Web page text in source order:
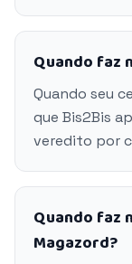
Quando faz
Quando seu
que Bis2Bis
veredito por
Quando faz
Magazord?